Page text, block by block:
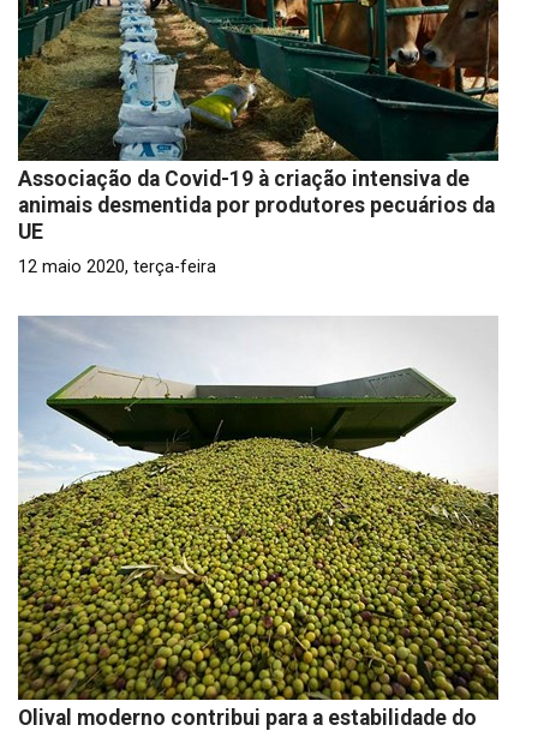
Associação da Covid-19 à criação intensiva de
animais desmentida por produtores pecuários da
UE
12 maio 2020, terça-feira
Olival moderno contribui para a estabilidade do